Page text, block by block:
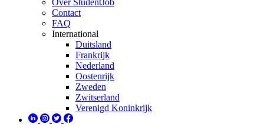
Over StudentJob
Contact
FAQ
International
Duitsland
Frankrijk
Nederland
Oostenrijk
Zweden
Zwitserland
Verenigd Koninkrijk